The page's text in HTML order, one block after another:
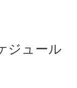
ジュール